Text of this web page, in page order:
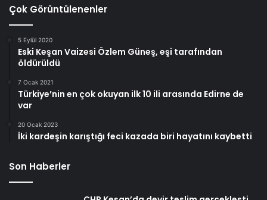
Çok Görüntülenenler
5 Eylül 2020
Eski Keşan Vaizesi Özlem Güneş, eşi tarafından
öldürüldü
7 Ocak 2021
Türkiye’nin en çok okuyan ilk 10 ili arasında Edirne de
var
20 Ocak 2023
İki kardeşin karıştığı feci kazada biri hayatını kaybetti
Son Haberler